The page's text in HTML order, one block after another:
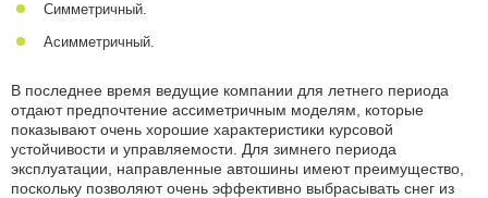
Симметричный.
Асимметричный.
В последнее время ведущие компании для летнего периода
отдают предпочтение ассиметричным моделям, которые
показывают очень хорошие характеристики курсовой
устойчивости и управляемости. Для зимнего периода
эксплуатации, направленные автошины имеют преимущество,
поскольку позволяют очень эффективно выбрасывать снег из